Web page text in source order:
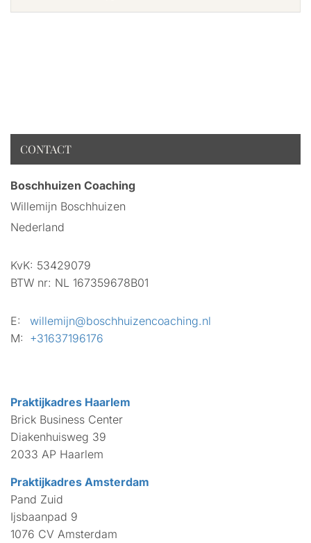
CONTACT
Boschhuizen Coaching
Willemijn Boschhuizen
Nederland
KvK: 53429079
BTW nr: NL 167359678B01
E:
willemijn@boschhuizencoaching.nl
M: +31637196176
Praktijkadres Haarlem
Brick Business Center
Diakenhuisweg 39
2033 AP Haarlem
Praktijkadres Amsterdam
Pand Zuid
Ijsbaanpad 9
1076 CV Amsterdam